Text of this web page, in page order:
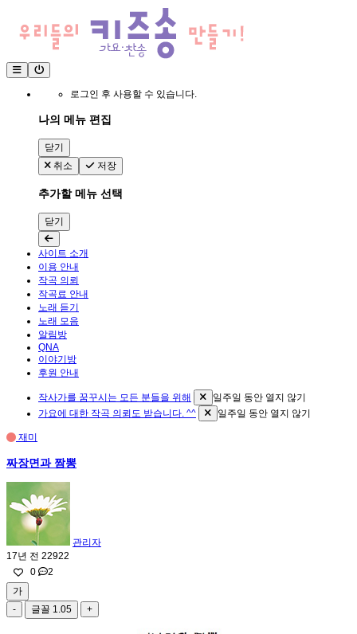
로그인 후 사용할 수 있습니다.
나의 메뉴 편집
닫기
취소
저장
추가할 메뉴 선택
닫기
사이트 소개
이용 안내
작곡 의뢰
작곡료 안내
노래 듣기
노래 모음
알림방
QNA
이야기방
후원 안내
작사가를 꿈꾸시는 모든 분들을 위해
일주일 동안 열지 않기
가요에 대한 작곡 의뢰도 받습니다. ^^
일주일 동안 열지 않기
재미
짜장면과 짬뽕
관리자
17년 전 22922
0
2
가
-
글꼴 1.05 +